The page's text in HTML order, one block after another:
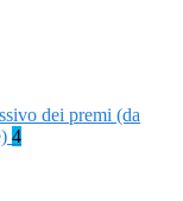
dei premi (da
4